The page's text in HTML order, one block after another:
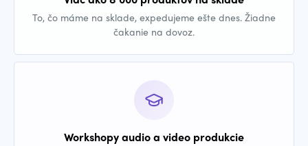
To, čo máme na sklade, expedujeme ešte dnes. Žiadne
čakanie na dovoz.
Workshopy audio a video produkcie